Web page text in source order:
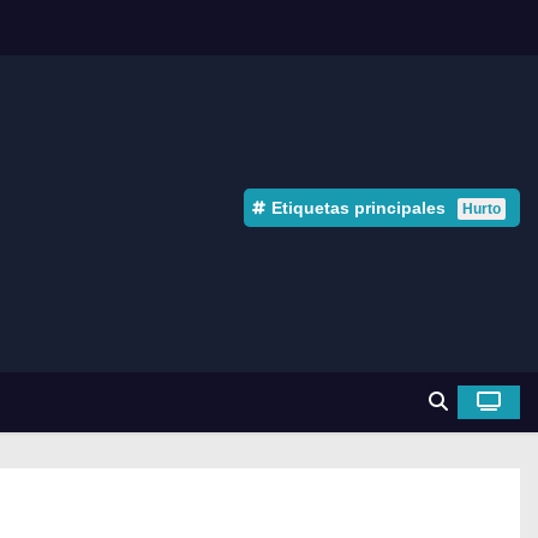
Etiquetas principales Hurto